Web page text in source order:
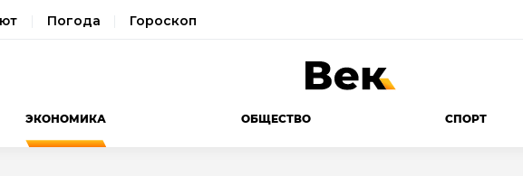
Погода Гороскоп
ЭКОНОМИКА ОБЩЕСТВО СПОРТ